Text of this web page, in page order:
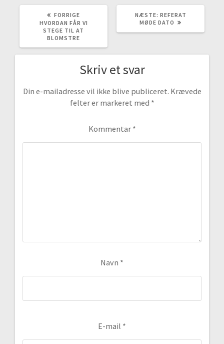
FORRIGE
INDLÆG:
HVORDAN FÅR VI
STEGE TIL AT
BLOMSTRE
NÆSTE: NÆSTE
INDLÆG:
REFERAT
MØDE DATO
Skriv et svar
Din e-mailadresse vil ikke blive publiceret. Krævede
felter er markeret med *
Kommentar *
Navn *
E-mail *